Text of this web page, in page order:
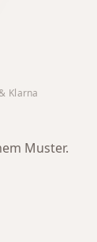
Klarna
Muster.